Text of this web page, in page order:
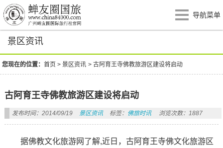
导航菜单
景区资讯
您现在的位置：首页 >景区资讯 >古阿育王寺佛教旅游区建设将启动
古阿育王寺佛教旅游区建设将启动
发布时间：2014/09/19 景区资讯 标签： 佛旅时讯 浏览次数：1887
据佛教文化旅游网了解,近日，古阿育王寺佛文化旅游区